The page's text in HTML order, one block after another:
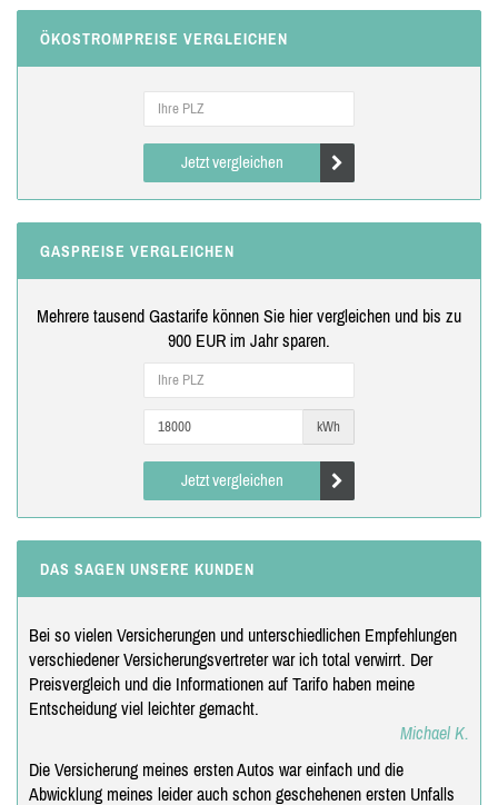
ÖKOSTROMPREISE VERGLEICHEN
Jetzt vergleichen
GASPREISE VERGLEICHEN
Mehrere tausend Gastarife können Sie hier vergleichen und bis zu
900 EUR im Jahr sparen.
kWh
Jetzt vergleichen
DAS SAGEN UNSERE KUNDEN
Bei so vielen Versicherungen und unterschiedlichen Empfehlungen
verschiedener Versicherungsvertreter war ich total verwirrt. Der
Preisvergleich und die Informationen auf Tarifo haben meine
Entscheidung viel leichter gemacht.
Michael K.
Die Versicherung meines ersten Autos war einfach und die
Abwicklung meines leider auch schon geschehenen ersten Unfalls